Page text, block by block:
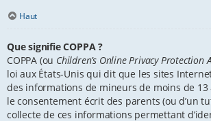
Haut
Que signifie COPPA ?
COPPA (ou Children’s Online Privacy Protection
loi aux États-Unis qui dit que les sites
des informations de mineurs de moins de
le consentement écrit des parents (ou d’un
collecte de ces informations permettant